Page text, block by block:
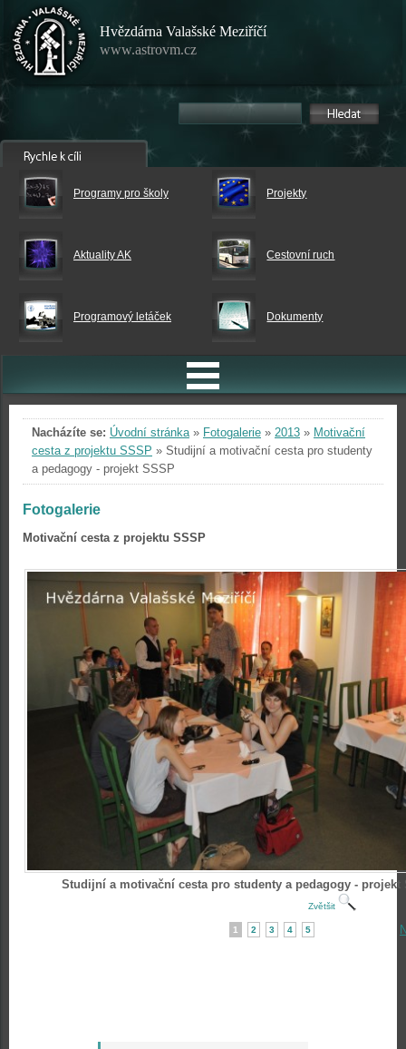
Hvězdárna Valašské Meziříčí
www.astrovm.cz
Programy pro školy Projekty
Aktuality AK Cestovní ruch
Programový letáček Dokumenty
Nacházíte se: Úvodní stránka» Fotogalerie » 2013 » Motivační
cesta z projektu SSSP » Studijní a motivační cesta pro studenty
a pedagogy - projekt SSSP
Fotogalerie
Motivační cesta z projektu SSSP
Studijní a motivační cesta pro studenty a pedagogy - projekt
Zvětšit
1 2 3 4 5